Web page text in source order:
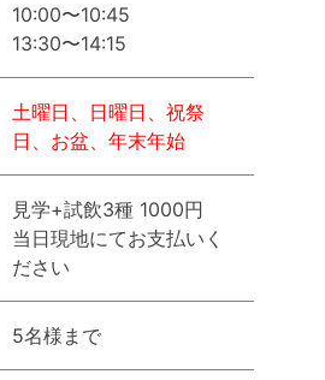
10:00〜10:45
13:30〜14:15
土曜日、日曜日、祝祭
日、お盆、年末年始
見学+試飲3種 1000円
当日現地にてお支払いく
ださい
5名様まで